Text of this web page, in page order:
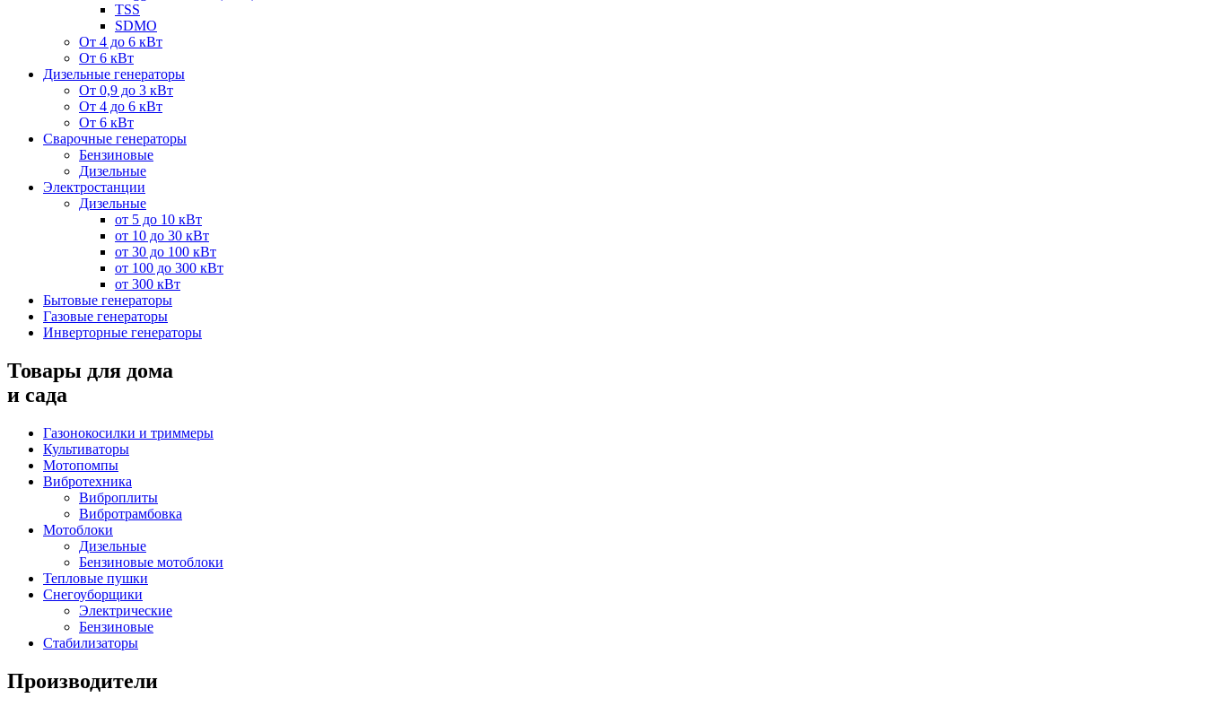
TSS
SDMO
От 4 до 6 кВт
От 6 кВт
Дизельные генераторы
От 0,9 до 3 кВт
От 4 до 6 кВт
От 6 кВт
Сварочные генераторы
Бензиновые
Дизельные
Электростанции
Дизельные
от 5 до 10 кВт
от 10 до 30 кВт
от 30 до 100 кВт
от 100 до 300 кВт
от 300 кВт
Бытовые генераторы
Газовые генераторы
Инверторные генераторы
Товары для дома
и сада
Газонокосилки и триммеры
Культиваторы
Мотопомпы
Вибротехника
Виброплиты
Вибротрамбовка
Мотоблоки
Дизельные
Бензиновые мотоблоки
Тепловые пушки
Снегоуборщики
Электрические
Бензиновые
Стабилизаторы
Производители